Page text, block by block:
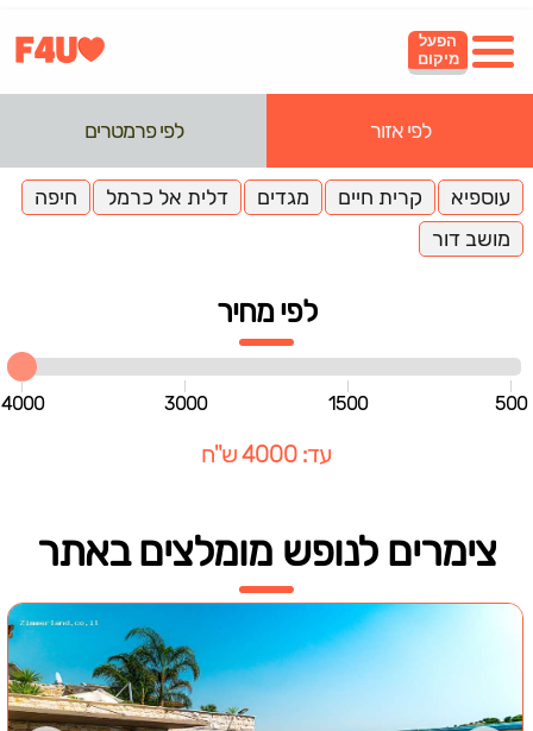
הפעל
מיקום
לפי אזור לפי פרמטרים
עוספיא קרית חיים מגדים דלית אל כרמל
חיפה
מושב דור
לפי מחיר
500
1500
3000
4000
עד: 4000 ש"ח
צימרים לנופש מומלצים באתר